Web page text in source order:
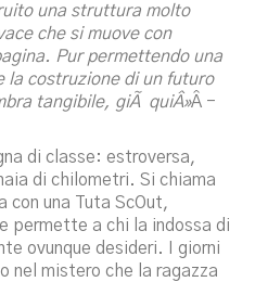
una struttura molto
che si muove con
Pur permettendo una
la costruzione di un futuro
tangibile, giÃ quiÂ»Â -
di classe: estroversa,
di chilometri. Si chiama
con una Tuta ScOut,
permette a chi la indossa di
ovunque desideri. I giorni
nel mistero che la ragazza